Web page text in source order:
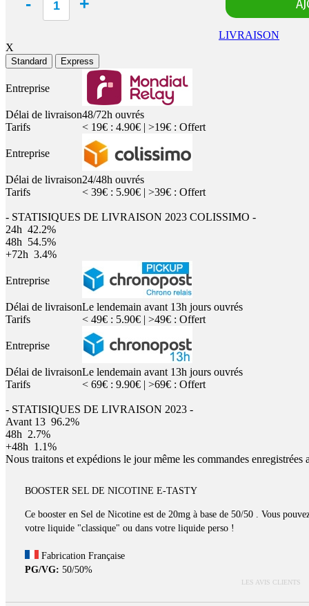
LIVRAISON
X
Standard Express
Entreprise
Délai de livraison48/72h ouvrés
Tarifs
< 19€ : 4.90€ | >19€ : Offert
Entreprise
Délai de livraison24/48h ouvrés
Tarifs
< 39€ : 5.90€ | >39€ : Offert
- STATISIQUES DE LIVRAISON 2023 COLISSIMO -
24h 42.2%
48h 54.5%
+72h 3.4%
Entreprise
Délai de livraisonLe lendemain avant 13h jours ouvrés
Tarifs
< 49€ : 5.90€ | >49€ : Offert
Entreprise
Délai de livraisonLe lendemain avant 13h jours ouvrés
Tarifs
< 69€ : 9.90€ | >69€ : Offert
- STATISIQUES DE LIVRAISON 2023 -
Avant 13 96.2%
48h 2.7%
+48h 1.1%
Nous traitons et expédions le jour même les commandes
BOOSTER SEL DE NICOTINE E-TASTY
Ce booster en Sel de Nicotine est de 20mg à base de 50/50 . Vous
votre liquide "classique" ou dans votre liquide perso !
Fabrication Française
PG/VG: 50/50%
LES AVIS CLIENTS